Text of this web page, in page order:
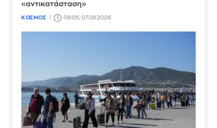
«αντικατάσταση»
ΚΟΣΜΟΣ 09:05, 07.08.2026